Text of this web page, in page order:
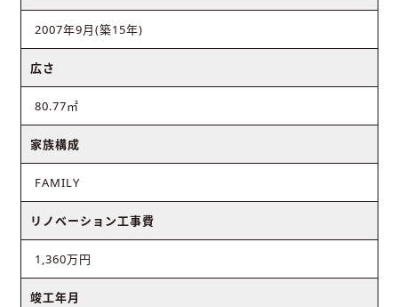
2007年9月(築15年)
広さ
80.77㎡
家族構成
FAMILY
リノベーション工事費
1,360万円
竣工年月